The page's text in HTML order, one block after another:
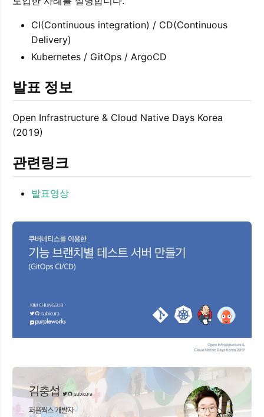
CI(Continuous integration) / CD(Continuous
Delivery)
Kubernetes / GitOps / ArgoCD
발표 정보
Open Infrastructure & Cloud Native Days Korea
(2019)
관련링크
발표영상